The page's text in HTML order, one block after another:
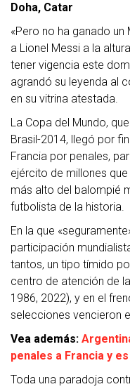
Doha, Catar
«Pero no ha ganado
a Lionel Messi a la
tener vigencia este
agrandó su leyenda al
en su vitrina atestada.
La Copa del Mundo,
Brasil-2014, llegó por
Francia por penales,
ejército de millones
más alto del balompié
futbolista de la historia.
En la que
participación
tantos, un tipo tímido
centro de atención de
1986, 2022), y en el
selecciones vencieron
Vea además:
penales a Francia y
Toda una paradoja